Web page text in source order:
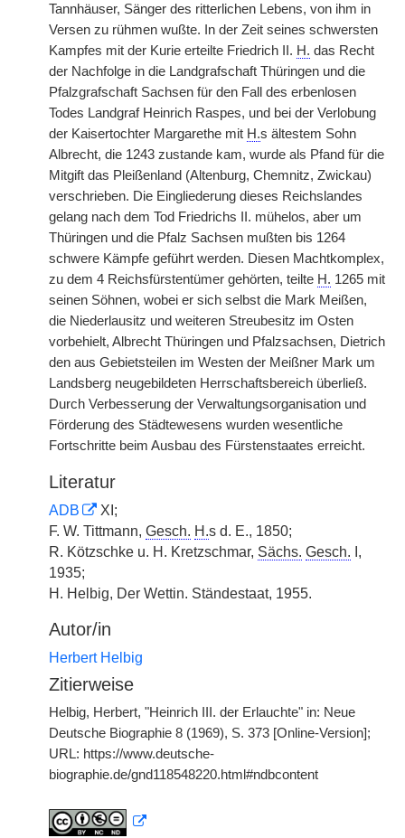
Tannhäuser, Sänger des ritterlichen Lebens, von ihm in
Versen zu rühmen wußte. In der Zeit seines schwersten
Kampfes mit der Kurie erteilte Friedrich II. H. das Recht
der Nachfolge in die Landgrafschaft Thüringen und die
Pfalzgrafschaft Sachsen für den Fall des erbenlosen
Todes Landgraf Heinrich Raspes, und bei der Verlobung
der Kaisertochter Margarethe mit H.s ältestem Sohn
Albrecht, die 1243 zustande kam, wurde als Pfand für die
Mitgift das Pleißenland (Altenburg, Chemnitz, Zwickau)
verschrieben. Die Eingliederung dieses Reichslandes
gelang nach dem Tod Friedrichs II. mühelos, aber um
Thüringen und die Pfalz Sachsen mußten bis 1264
schwere Kämpfe geführt werden. Diesen Machtkomplex,
zu dem 4 Reichsfürstentümer gehörten, teilte H. 1265 mit
seinen Söhnen, wobei er sich selbst die Mark Meißen,
die Niederlausitz und weiteren Streubesitz im Osten
vorbehielt, Albrecht Thüringen und Pfalzsachsen, Dietrich
den aus Gebietsteilen im Westen der Meißner Mark um
Landsberg neugebildeten Herrschaftsbereich überließ.
Durch Verbesserung der Verwaltungsorganisation und
Förderung des Städtewesens wurden wesentliche
Fortschritte beim Ausbau des Fürstenstaates erreicht.
Literatur
ADB
XI;
F. W. Tittmann, Gesch. H.s d. E., 1850;
R. Kötzschke u. H. Kretzschmar, Sächs. Gesch. I,
1935;
H. Helbig, Der Wettin. Ständestaat, 1955.
Autor/in
Herbert Helbig
Zitierweise
Helbig, Herbert, "Heinrich III. der Erlauchte" in: Neue
Deutsche Biographie 8 (1969), S. 373 [Online-Version];
URL: https://www.deutsche-
biographie.de/gnd118548220.html#ndbcontent